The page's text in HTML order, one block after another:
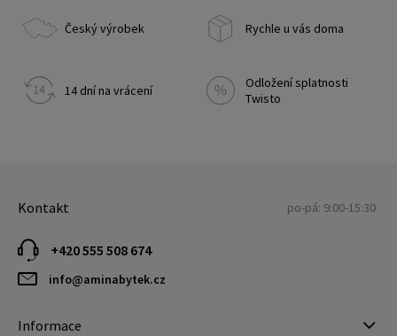
Český výrobek Rychle u vás doma
14 dní na vrácení
Odložení splatnosti
Twisto
Kontakt po-pá: 9:00-15:30
+420 555 508 674
info@aminabytek.cz
Informace